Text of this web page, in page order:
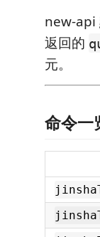
new-api
返回的
元。
命令一